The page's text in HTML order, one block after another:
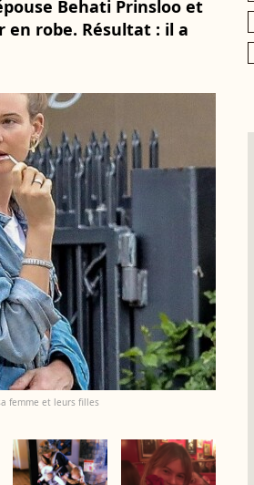
Behati Prinsloo et
en robe. Résultat : il a
femme et leurs filles